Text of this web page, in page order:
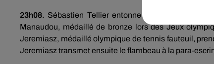
23h08. Sébastien Tellier entonne sa
Manaudou, médaillé de bronze lors des Jeux
Jeremiasz, médaillé olympique de tennis fauteuil,
Jeremiasz transmet ensuite le flambeau à la para-